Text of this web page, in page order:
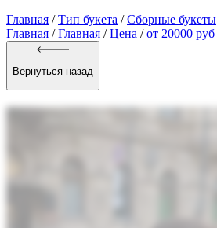
Главная / Тип букета / Сборные букеты
Главная /Главная /Цена /от 20000 руб
Вернуться назад